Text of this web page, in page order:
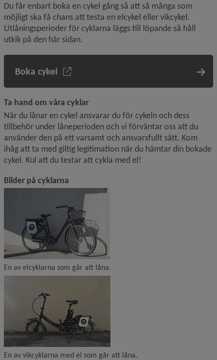
Du får enbart boka en cykel gång så att så många som
möjligt ska få chans att testa en elcykel eller vikcykel.
Utlånings­perioder för cyklarna läggs till löpande så håll
utkik på den här sidan.
Boka cykel
Ta hand om våra cyklar
När du lånar en cykel ansvarar du för cykeln och dess
tillbehör under låneperioden och vi förväntar oss att du
använder den på ett varsamt och ansvarsfullt sätt. Kom
ihåg att ta med giltig legitimation när du hämtar din bokade
cykel. Kul att du testar att cykla med el!
Bilder på cyklarna
En av elcyklarna som går att låna.
Förstora bilden
En av vikcyklarna med el som går att låna.